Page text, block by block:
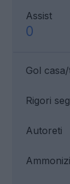
Assist
0
Gol
Rigori
Autoreti